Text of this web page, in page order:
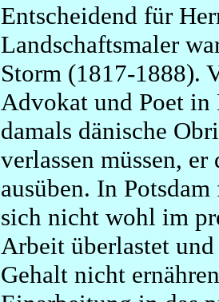
Entscheidend für
Landschaftsmaler
Storm (1817-1888).
Advokat und Poet in
damals dänische
verlassen müssen,
ausüben. In
sich nicht wohl im
Arbeit überlastet
Gehalt nicht